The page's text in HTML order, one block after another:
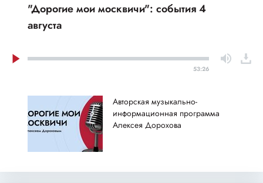
"Дорогие мои москвичи": события 4
августа
53:26
Авторская музыкально-
информационная программа
Алексея Дорохова